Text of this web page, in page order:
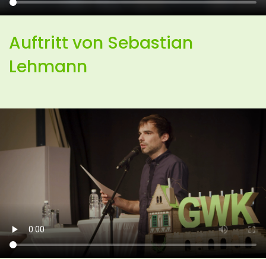
Auftritt von Sebastian
Lehmann